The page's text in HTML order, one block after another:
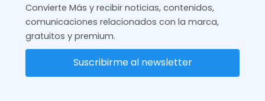
Convierte Más y recibir noticias, contenidos,
comunicaciones relacionados con la marca,
gratuitos y premium.
Suscribirme al newsletter